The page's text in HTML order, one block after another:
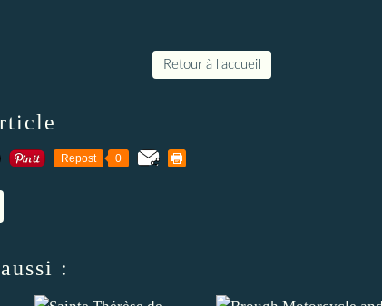
Retour à l'accueil
Repost 0
: